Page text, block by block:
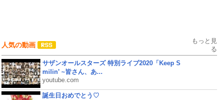
人気の動画
もっと見
る
サザンオールスターズ 特別ライブ2020「Keep S
milin’ ~皆さん、あ...
youtube.com
誕生日おめでとう♡